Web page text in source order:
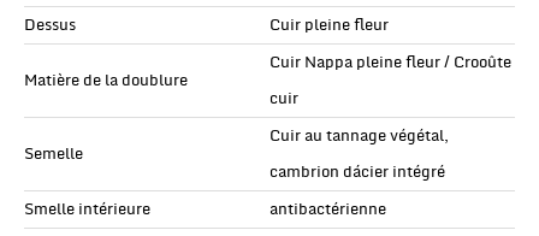
Dessus
Cuir pleine fleur
Matière de la doublure
Cuir Nappa pleine fleur / Crooûte
cuir
Semelle
Cuir au tannage végétal,
cambrion dácier intégré
Smelle intérieure
antibactérienne